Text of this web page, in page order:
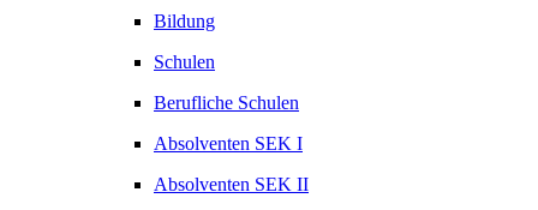
Bildung
Schulen
Berufliche Schulen
Absolventen SEK I
Absolventen SEK II